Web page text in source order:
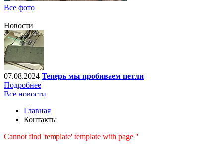
Все фото
Новости
07.08.2024 Теперь мы пробиваем петли
Подробнее
Все новости
Главная
Контакты
Cannot find 'template' template with page ''